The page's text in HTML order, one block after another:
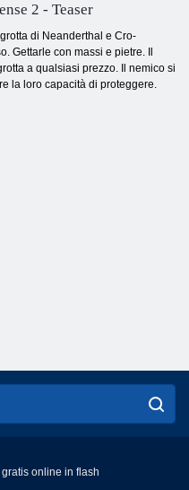
2 - Teaser
di Neanderthal e Cro-
Gettarle con massi e pietre. Il
a qualsiasi prezzo. Il nemico si
la loro capacità di proteggere.
online in flash